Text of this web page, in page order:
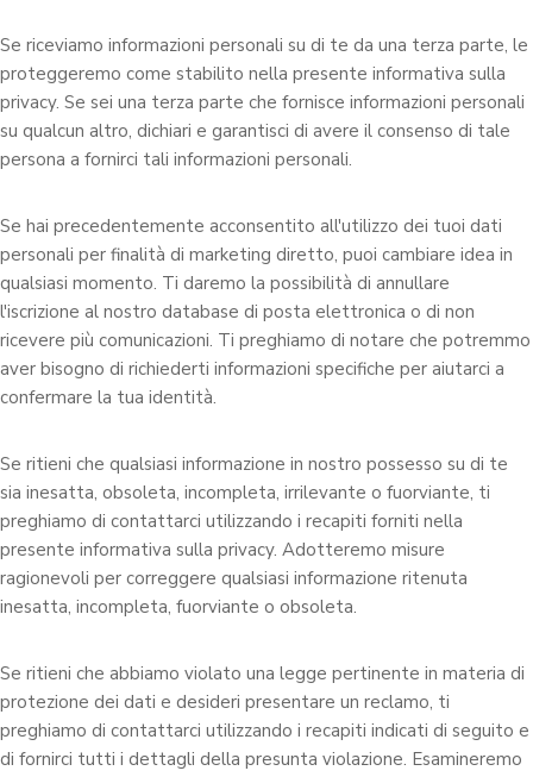
Se riceviamo informazioni personali su di te da una terza parte, le
proteggeremo come stabilito nella presente informativa sulla
privacy. Se sei una terza parte che fornisce informazioni personali
su qualcun altro, dichiari e garantisci di avere il consenso di tale
persona a fornirci tali informazioni personali.
Se hai precedentemente acconsentito all'utilizzo dei tuoi dati
personali per finalità di marketing diretto, puoi cambiare idea in
qualsiasi momento. Ti daremo la possibilità di annullare
l'iscrizione al nostro database di posta elettronica o di non
ricevere più comunicazioni. Ti preghiamo di notare che potremmo
aver bisogno di richiederti informazioni specifiche per aiutarci a
confermare la tua identità.
Se ritieni che qualsiasi informazione in nostro possesso su di te
sia inesatta, obsoleta, incompleta, irrilevante o fuorviante, ti
preghiamo di contattarci utilizzando i recapiti forniti nella
presente informativa sulla privacy. Adotteremo misure
ragionevoli per correggere qualsiasi informazione ritenuta
inesatta, incompleta, fuorviante o obsoleta.
Se ritieni che abbiamo violato una legge pertinente in materia di
protezione dei dati e desideri presentare un reclamo, ti
preghiamo di contattarci utilizzando i recapiti indicati di seguito e
di fornirci tutti i dettagli della presunta violazione. Esamineremo